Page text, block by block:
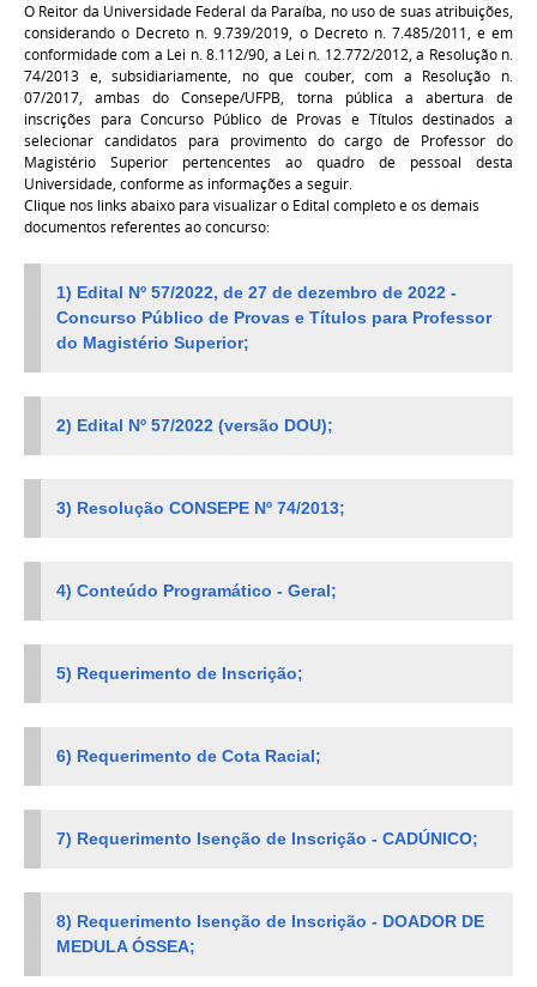
O Reitor da Universidade Federal da Paraíba, no uso de suas atribuições,
considerando o Decreto n. 9.739/2019, o Decreto n. 7.485/2011, e em
conformidade com a Lei n. 8.112/90, a Lei n. 12.772/2012, a Resolução n.
74/2013 e, subsidiariamente, no que couber, com a Resolução n.
07/2017, ambas do Consepe/UFPB, torna pública a abertura de
inscrições para Concurso Público de Provas e Títulos destinados a
selecionar candidatos para provimento do cargo de Professor do
Magistério Superior pertencentes ao quadro de pessoal desta
Universidade, conforme as informações a seguir.
Clique nos links abaixo para visualizar o Edital completo e os demais
documentos referentes ao concurso:
1) Edital Nº 57/2022, de27 de dezembro de 2022 -
Concurso Público de Provas e Títulos para Professor
do Magistério Superior;
2) Edital Nº 57/2022 (versão DOU);
3) Resolução CONSEPE Nº 74/2013;
4) Conteúdo Programático - Geral;
5) Requerimento de Inscrição;
6) Requerimento de Cota Racial;
7) Requerimento Isenção de Inscrição - CADÚNICO;
8) Requerimento Isenção de Inscrição - DOADOR DE
MEDULA ÓSSEA;